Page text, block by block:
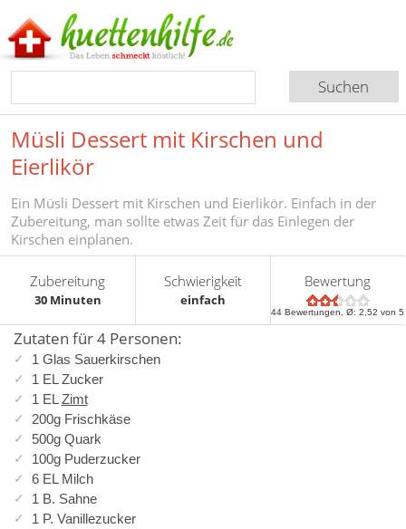
Müsli Dessert mit Kirschen und
Eierlikör
Ein Müsli Dessert mit Kirschen und Eierlikör. Einfach in der
Zubereitung, man sollte etwas Zeit für das Einlegen der
Kirschen einplanen.
Zubereitung
30 Minuten
Schwierigkeit
einfach
Bewertung
44 Bewertungen, Ø:2,52 von 5
Zutaten für 4 Personen:
1 Glas Sauerkirschen
1 EL Zucker
1 EL Zimt
200g Frischkäse
500g Quark
100g Puderzucker
6 EL Milch
1 B. Sahne
1 P. Vanillezucker